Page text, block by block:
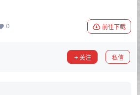
0 前往下载
关注 私信